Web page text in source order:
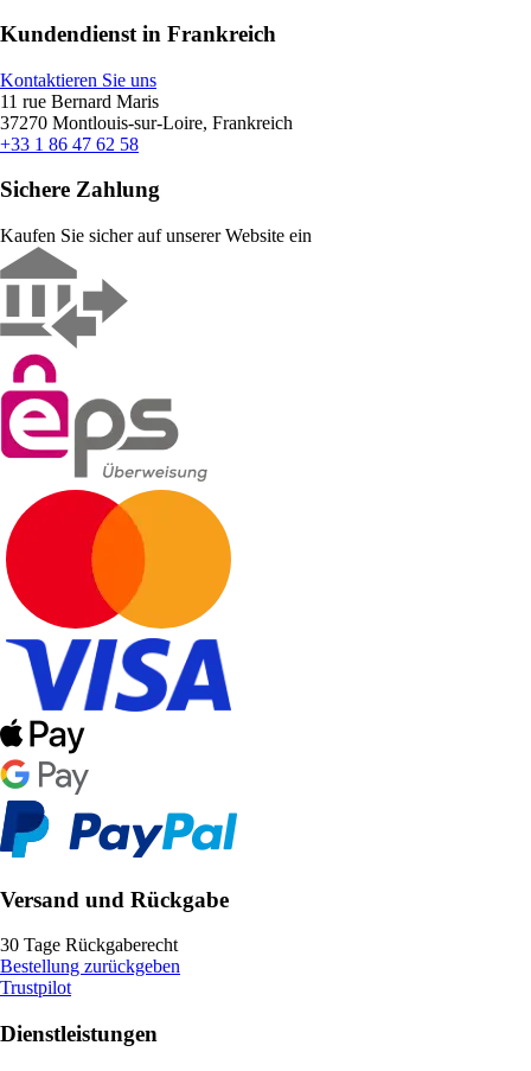
Kundendienst in Frankreich
Kontaktieren Sie uns
11 rue Bernard Maris
37270 Montlouis-sur-Loire, Frankreich
+33 1 86 47 62 58
Sichere Zahlung
Kaufen Sie sicher auf unserer Website ein
Versand und Rückgabe
30 Tage Rückgaberecht
Bestellung zurückgeben
Trustpilot
Dienstleistungen